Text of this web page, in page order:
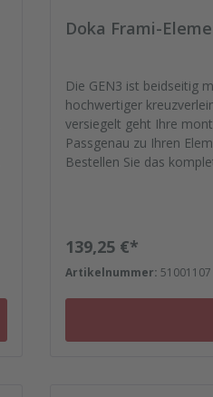
Doka Frami-
Die GEN3 ist beidseitig
hochwertiger kreuzverleimter
versiegelt geht Ihre
Passgenau zu Ihren
Bestellen Sie das
sind nicht inklusive.
Regulärer Preis:
139,25 €*
Artikelnummer: 51001107